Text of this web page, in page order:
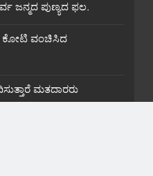
ಜನ್ಮದ ಪುಣ್ಯದ ಫಲ.
ಕೋಟಿ ವಂಚಿಸಿದ
ಮತದಾರರು